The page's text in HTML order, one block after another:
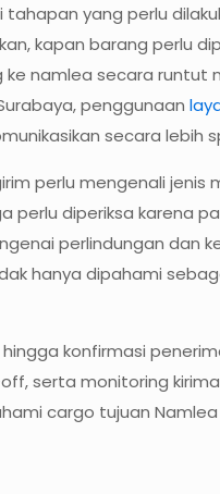
yang perlu
kapan barang perlu
ke namlea secara runtut
penggunaan
secara lebih
perlu mengenali
perlu diperiksa karena
perlindungan dan
hanya dipahami
konfirmasi
serta monitoring
cargo tujuan